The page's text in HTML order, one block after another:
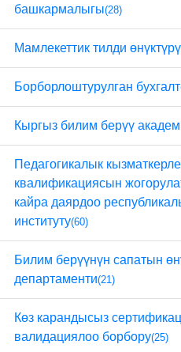
башкармалыгы(28)
Мамлекеттик тилди
Борборлоштурулган
Кыргыз билим берүү
Педагогикалык
квалификациясын
кайра даярдоо
институту(60)
Билим берүүнүн сапатын
департаменти(21)
Көз карандысыз
валидациялоо борбору(25)